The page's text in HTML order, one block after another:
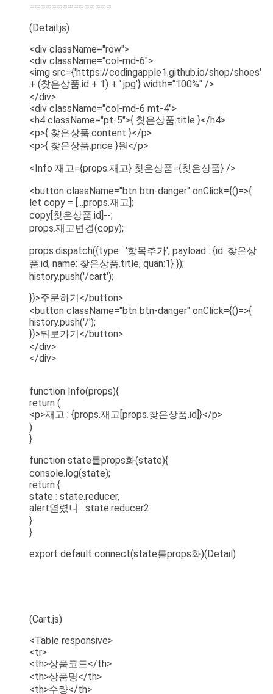
===============
(Detail.js)
<div className="row">
<div className="col-md-6">
<img src={'https://codingapple1.github.io/shop/shoes'
+ (찾은상품.id + 1) + '.jpg'} width="100%" />
</div>
<div className="col-md-6 mt-4">
<h4 className="pt-5">{ 찾은상품.title }</h4>
<p>{ 찾은상품.content }</p>
<p>{ 찾은상품.price }원</p>
<Info 재고={props.재고} 찾은상품={찾은상품} />
<button className="btn btn-danger" onClick={()=>{
let copy = [...props.재고];
copy[찾은상품.id]--;
props.재고변경(copy);
props.dispatch({type : '항목추가', payload : {id: 찾은상
품.id, name: 찾은상품.title, quan:1} });
history.push('/cart');
}}>주문하기</button>
<button className="btn btn-danger" onClick={()=>{
history.push('/');
}}>뒤로가기</button>
</div>
</div>
function Info(props){
return (
<p>재고 : {props.재고[props.찾은상품.id]}</p>
)
}
function state를props화(state){
console.log(state);
return {
state : state.reducer,
alert열렸니 : state.reducer2
}
}
export default connect(state를props화)(Detail)
(Cart.js)
<Table responsive>
<tr>
<th>상품코드</th>
<th>상품명</th>
<th>수량</th>